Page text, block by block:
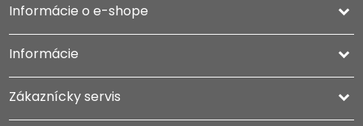
Informácie o e-shope keyboard_arrow_down
Informácie 
Zákaznícky servis 